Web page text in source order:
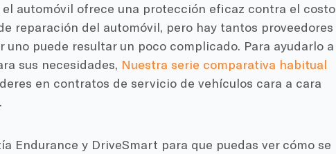
automóvil ofrece una protección eficaz contra el costo
reparación del automóvil, pero hay tantos proveedores
puede resultar un poco complicado. Para ayudarlo a
sus necesidades, Nuestra serie comparativa habitual
en contratos de servicio de vehículos cara a cara
Endurance y DriveSmart para que puedas ver cómo se